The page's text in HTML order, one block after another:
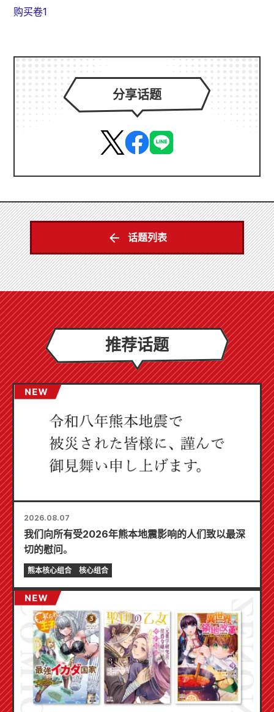
购买卷1
分享话题
话题列表
推荐话题
2026.08.07
我们向所有受2026年熊本地震影响的人们致以最深
切的慰问。
熊本核心组合 核心组合